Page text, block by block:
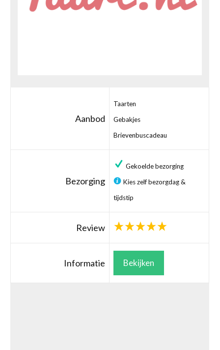
Aanbod
Taarten
Gebakjes
Brievenbuscadeau
Bezorging
Gekoelde bezorging
Kies zelf bezorgdag &
tijdstip
Review
Informatie Bekijken